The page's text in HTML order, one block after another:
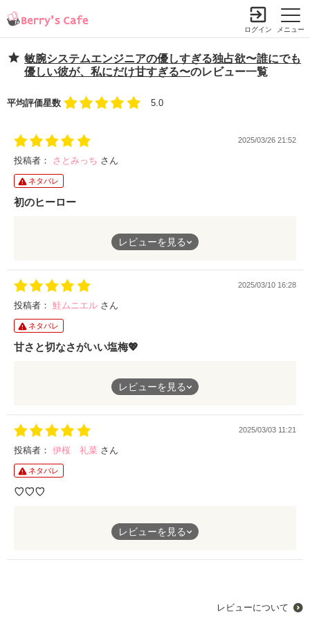
メニュー
ログイン
敏腕システムエンジニアの優しすぎる独占欲〜誰にでも
優しい彼が、私にだけ甘すぎる〜のレビュー一覧
平均評価星数 5.0
2025/03/26 21:52
投稿者： さとみっち さん
ネタバレ
初のヒーロー
システムエンジニアと初のヒーローは新鮮でしたが、キュンキュ
ンします。お奨めです。レビューを見る
2025/03/10 16:28
投稿者： 鮭ムニエル さん
ネタバレ
甘さと切なさがいい塩梅💖
会社で頑張っていても女の先輩に手柄を横取りされて認められ
ず、3年付き合っている同棲中の恋人にも裏切られ辛い境遇のヒ
たしで終わらないのがこのお話の面白い所。
ページ数はそこまでですが見応えあって面白かったです✨
レビューを見る
2025/03/03 11:21
投稿者： 伊桜 礼菜 さん
ネタバレ
♡♡♡
辛い経験をした二人だから、幸せになってほしいなぁと思いまし
レビューを見る
レビューについて